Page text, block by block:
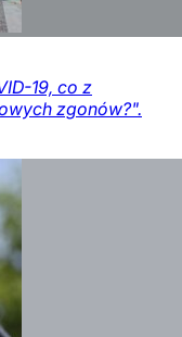
19, co z
zgonów?".